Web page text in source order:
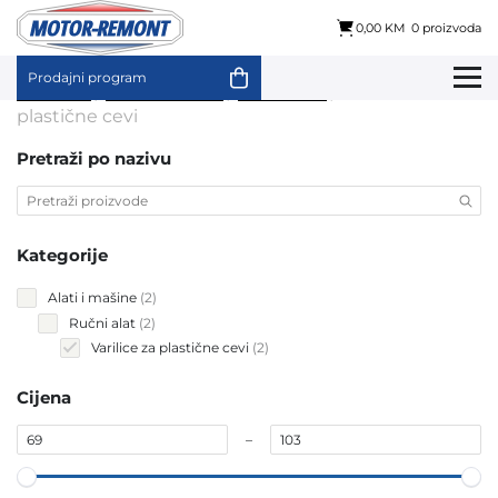
content
0,00 KM 0 proizvoda
Prodajni program
Početna Alati i mašine /Ručni alat
plastične cevi
Pretraži po nazivu
Kategorije
Alati i mašine 22
Ručni alat 22
products
Varilice za plastične cevi 22
Cijena
–